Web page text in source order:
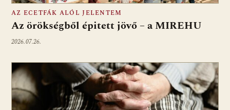
AZ ECETFÁK ALÓL JELENTEM
Az örökségből épitett jövő – a MIREHU
2026.07.26.